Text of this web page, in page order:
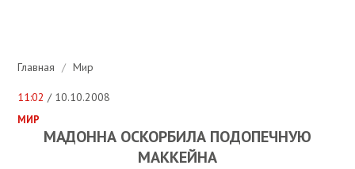
Главная / Мир
11:02 / 10.10.2008
МИР
МАДОННА ОСКОРБИЛА ПОДОПЕЧНУЮ
МАККЕЙНА